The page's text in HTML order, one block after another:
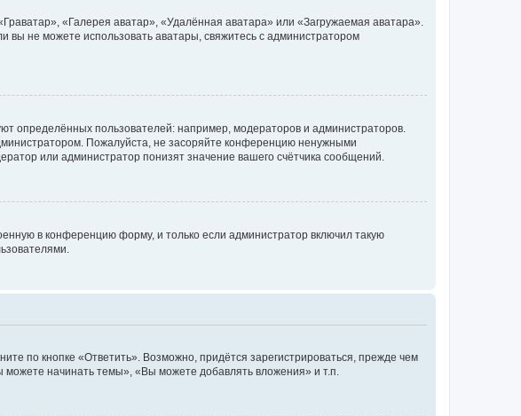
«Галерея аватар», «Удалённая аватара» или «Загружаемая аватара».
вы не можете использовать аватары, свяжитесь с администратором
пользователей: например, модераторов и администраторов.
Пожалуйста, не засоряйте конференцию ненужными
или администратор понизят значение вашего счётчика сообщений.
в конференцию форму, и только если администратор включил такую
по кнопке «Ответить». Возможно, придётся зарегистрироваться, прежде чем
начинать темы», «Вы можете добавлять вложения» и т.п.